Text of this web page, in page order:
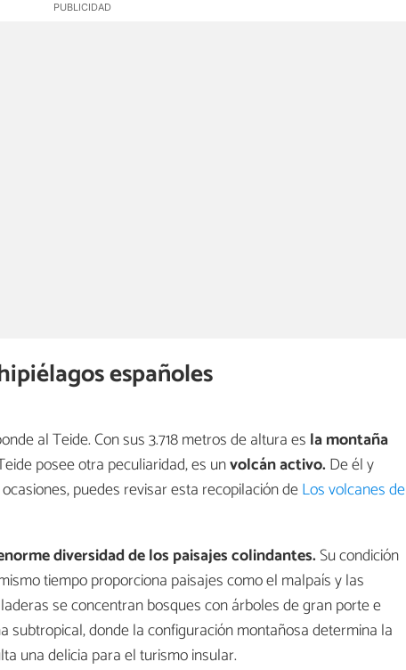
españoles
al Teide. Con sus 3.718 metros de altura es la montaña
posee otra peculiaridad, es unvolcán activo.De él y
puedes revisar esta recopilación deLos volcanes de
diversidad de los paisajes colindantes.Su condición
tiempo proporciona paisajes como el malpaís y las
se concentran bosques con árboles de gran porte e
subtropical, donde la configuración montañosa determina la
una delicia para el turismo insular.